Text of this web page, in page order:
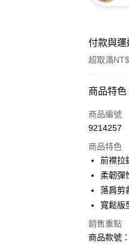
付款與
超取滿
付款方式
信用卡一
超商取貨
LINE Pay
街口支付
運送方式
商品特色
商品編號
9214257
商品特色
前襟拉
柔韌彈
落肩剪
寬鬆版
銷售重點
商品款號